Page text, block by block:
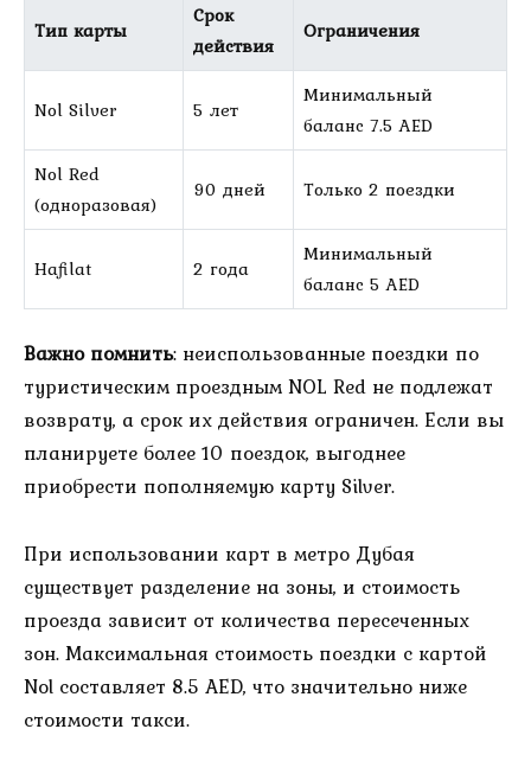
Тип карты
Срок
действия
Ограничения
Nol Silver 5 лет
Минимальный
баланс 7.5 AED
Nol Red
(одноразовая)
90 дней Только 2 поездки
Hafilat 2 года
Минимальный
баланс 5 AED
Важно помнить: неиспользованные поездки по
туристическим проездным NOL Red не подлежат
возврату, а срок их действия ограничен. Если вы
планируете более 10 поездок, выгоднее
приобрести пополняемую карту Silver.
При использовании карт в метро Дубая
существует разделение на зоны, и стоимость
проезда зависит от количества пересеченных
зон. Максимальная стоимость поездки с картой
Nol составляет 8.5 AED, что значительно ниже
стоимости такси.